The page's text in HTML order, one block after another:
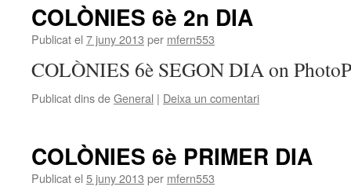
COLÒNIES 6è 2n DIA
Publicat el 7 juny 2013 per mfern553
COLÒNIES 6è SEGON DIA on
Publicat dins deGeneral | Deixa un comentari
COLÒNIES 6è PRIMER DIA
Publicat el 5 juny 2013 per mfern553